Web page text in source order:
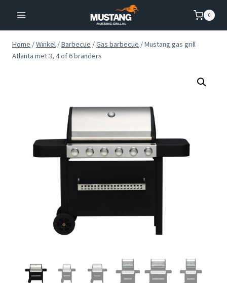
inhoud
0
Home /Winkel /Barbecue /Gas barbecue /Mustang gas grill
Atlanta met 3, 4 of 6 branders